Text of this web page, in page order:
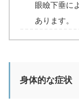
眼瞼下垂に
あります。
身体的な症状